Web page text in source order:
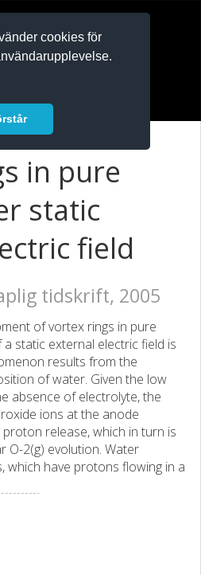
cookies för
in pure
static
field
tidskrift, 2005
of vortex rings in pure
static external electric field is
results from the
of water. Given the low
absence of electrolyte, the
ions at the anode
release, which in turn is
O-2(g) evolution. Water
which have protons flowing in a
Institute of Physics.